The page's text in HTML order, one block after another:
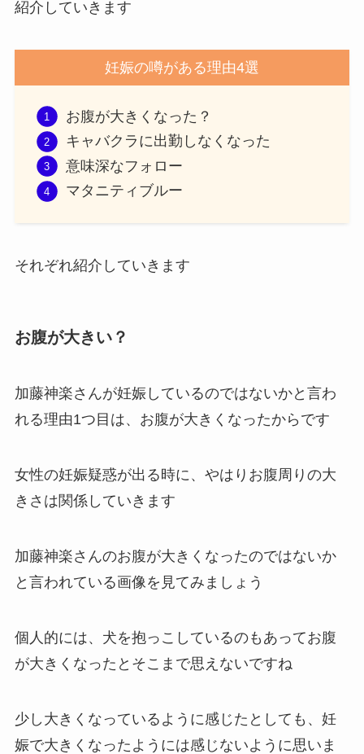
紹介していきます
妊娠の噂がある理由4選
お腹が大きくなった？
キャバクラに出勤しなくなった
意味深なフォロー
マタニティブルー
それぞれ紹介していきます
お腹が大きい？
加藤神楽さんが妊娠しているのではないかと言わ
れる理由1つ目は、お腹が大きくなったからです
女性の妊娠疑惑が出る時に、やはりお腹周りの大
きさは関係していきます
加藤神楽さんのお腹が大きくなったのではないか
と言われている画像を見てみましょう
個人的には、犬を抱っこしているのもあってお腹
が大きくなったとそこまで思えないですね
少し大きくなっているように感じたとしても、妊
娠で大きくなったようには感じないように思いま